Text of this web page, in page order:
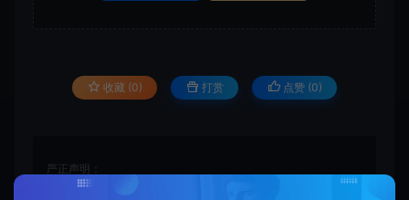
收藏 (0) 打赏 点赞 (0)
严正声明：
●本站仅提供资源学习下载，资源费用仅为赞助站长的整理